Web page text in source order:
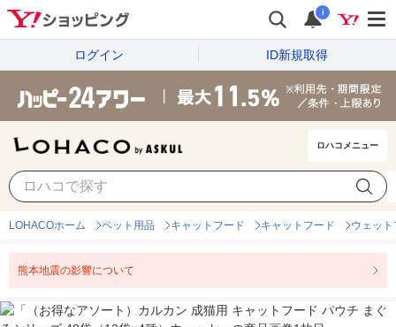
i
ログイン ID新規取得
ロハコメニュー
LOHACOホーム ペット用品 キャットフード キャットフード ウェッ
熊本地震の影響について